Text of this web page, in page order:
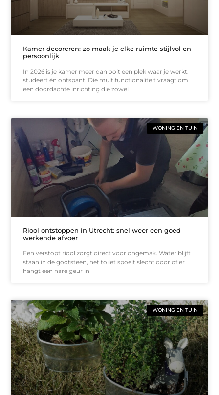
Kamer decoreren: zo maak je elke ruimte stijlvol en
persoonlijk
In 2026 is je kamer meer dan ooit een plek waar je werkt,
studeert én ontspant. Die multifunctionaliteit vraagt om
een doordachte inrichting die zowel
WONING EN TUIN
Riool ontstoppen in Utrecht: snel weer een goed
werkende afvoer
Een verstopt riool zorgt direct voor ongemak. Water blijft
staan in de gootsteen, het toilet spoelt slecht door of er
hangt een nare geur in
WONING EN TUIN